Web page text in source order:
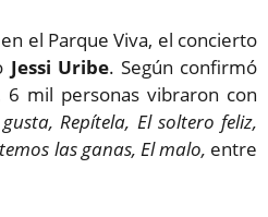
el Parque Viva, el concierto
Jessi Uribe. Según confirmó
6 mil personas vibraron con
Repítela, El soltero feliz,
las ganas, El malo, entre